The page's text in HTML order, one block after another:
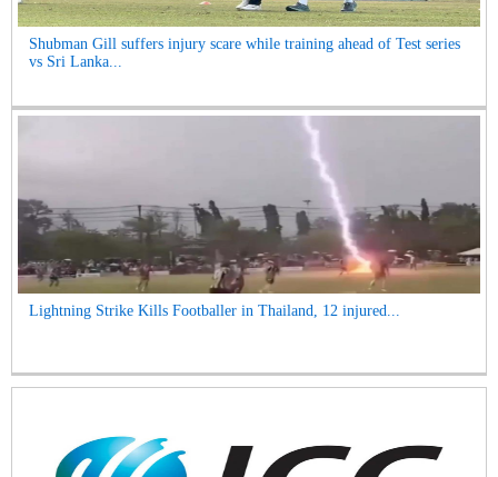
Shubman Gill suffers injury scare while training ahead of Test series
vs Sri Lanka...
Lightning Strike Kills Footballer in Thailand, 12 injured...